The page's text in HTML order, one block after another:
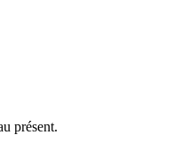
présent.